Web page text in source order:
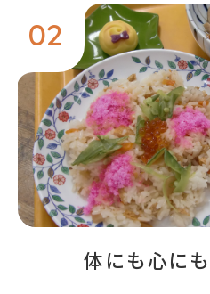
02
体にも心にも